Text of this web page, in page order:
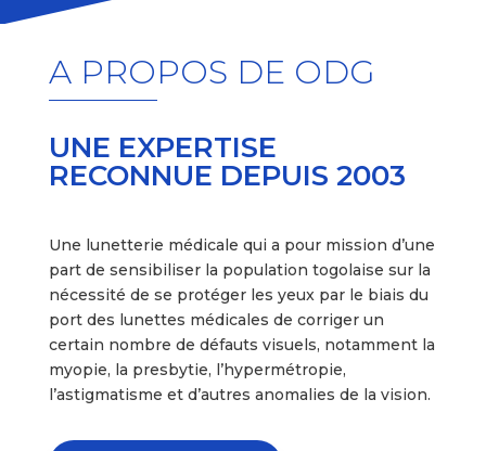
A PROPOS DE ODG
UNE EXPERTISE
RECONNUE DEPUIS 2003
Une lunetterie médicale qui a pour mission d’une
part de sensibiliser la population togolaise sur la
nécessité de se protéger les yeux par le biais du
port des lunettes médicales de corriger un
certain nombre de défauts visuels, notamment la
myopie, la presbytie, l’hypermétropie,
l’astigmatisme et d’autres anomalies de la vision.